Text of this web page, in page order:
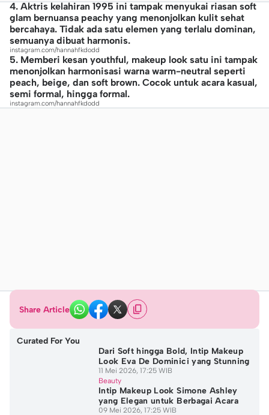
4. Aktris kelahiran 1995 ini tampak menyukai riasan soft
glam bernuansa peachy yang menonjolkan kulit sehat
bercahaya. Tidak ada satu elemen yang terlalu dominan,
semuanya dibuat harmonis.
instagram.com/hannahfkdodd
5. Memberi kesan youthful, makeup look satu ini tampak
menonjolkan harmonisasi warna warm-neutral seperti
peach, beige, dan soft brown. Cocok untuk acara kasual,
semi formal, hingga formal.
instagram.com/hannahfkdodd
Share Article
Curated For You
Dari Soft hingga Bold, Intip Makeup
Look Eva De Dominici yang Stunning
11 Mei 2026, 17:25 WIB
Beauty
Intip Makeup Look Simone Ashley
yang Elegan untuk Berbagai Acara
09 Mei 2026, 17:25 WIB